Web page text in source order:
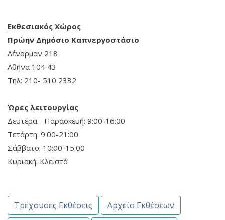
Εκθεσιακός Χώρος
Πρώην Δημόσιο Καπνεργοστάσιο
Λένορμαν 218
Αθήνα 104 43
Τηλ: 210- 510 2332
Ώρες λειτουργίας
Δευτέρα - Παρασκευή: 9:00-16:00
Τετάρτη: 9:00-21:00
Σάββατο: 10:00-15:00
Κυριακή: Κλειστά
Τρέχουσες Εκθέσεις
Αρχείο Εκθέσεων